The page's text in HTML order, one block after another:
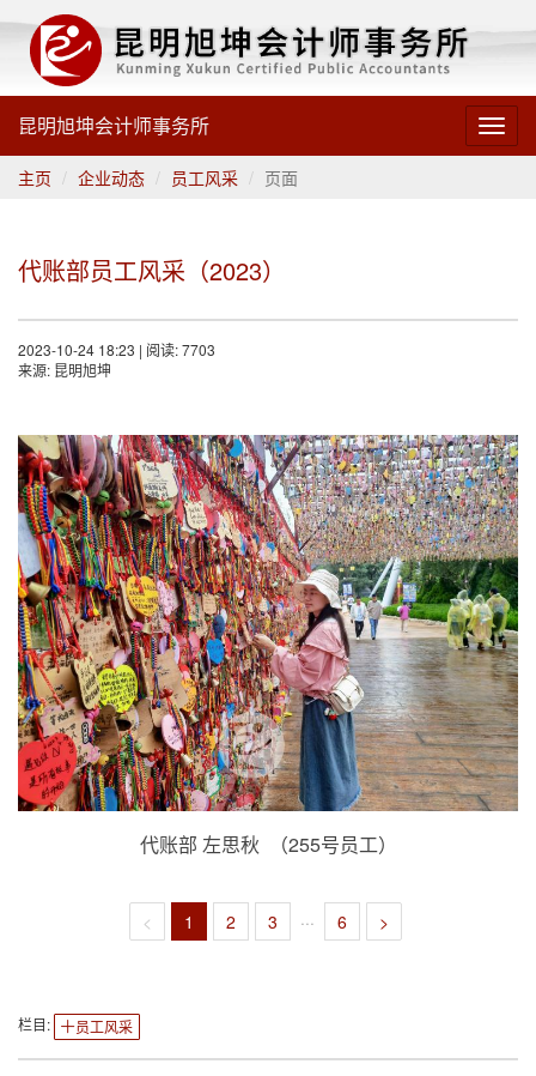
昆明旭坤会计师事务所
主页 企业动态 员工风采 页面
代账部员工风采（2023）
2023-10-24 18:23 | 阅读: 7703
来源: 昆明旭坤
代账部 左思秋 （255号员工）
< 1 2 3 ··· 6 >
栏目: 员工风采